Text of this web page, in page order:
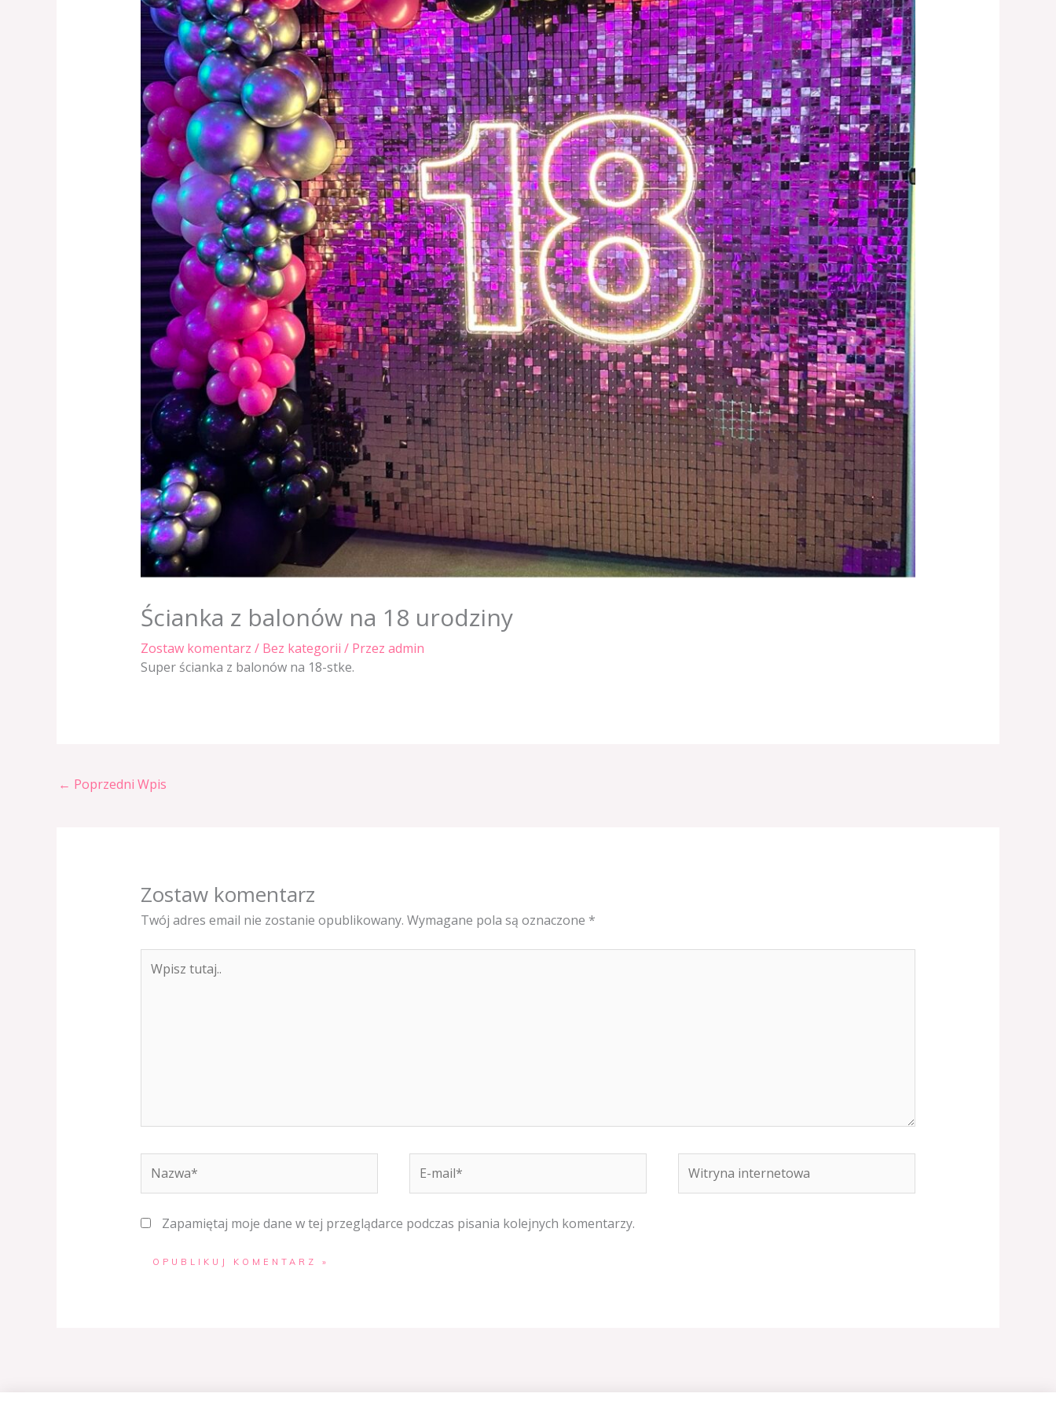
Ścianka z balonów na 18 urodziny
Zostaw komentarz / Bez kategorii / Przez admin
Super ścianka z balonów na 18-stke.
← Poprzedni Wpis
Zostaw komentarz
Twój adres email nie zostanie opublikowany. Wymagane pola są oznaczone *
tutaj..
mail*
internetowa
Zapamiętaj moje dane w tej przeglądarce podczas pisania kolejnych komentarzy.